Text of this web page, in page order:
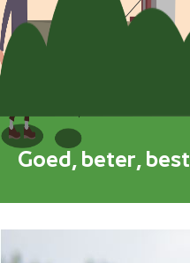
Blokkenschema
Goed, beter, best